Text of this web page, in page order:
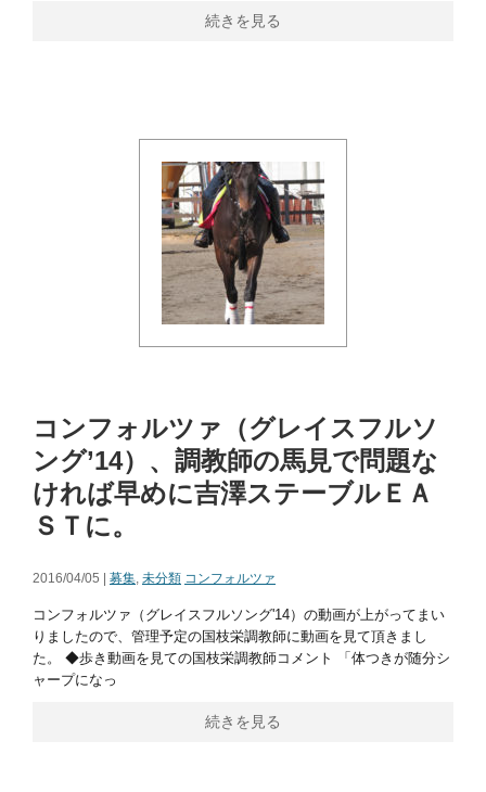
続きを見る
コンフォルツァ（グレイスフルソ
ング’14）、調教師の馬見で問題な
ければ早めに吉澤ステーブルＥＡ
ＳＴに。
2016/04/05 | 募集 未分類 コンフォルツァ
コンフォルツァ（グレイスフルソング'14）の動画が上がってまい
りましたので、管理予定の国枝栄調教師に動画を見て頂きまし
た。 ◆歩き動画を見ての国枝栄調教師コメント 「体つきが随分シ
ャープになっ
続きを見る